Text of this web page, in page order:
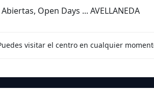
Open Days ... AVELLANEDA
visitar el centro en cualquier